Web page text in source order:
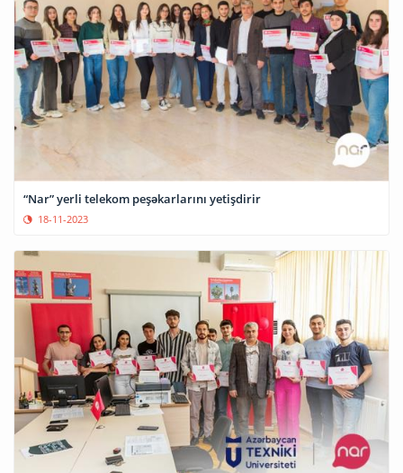
“Nar” yerli telekom peşəkarlarını yetişdirir
18-11-2023